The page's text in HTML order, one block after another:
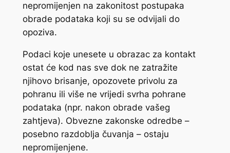
nepromijenjen na zakonitost postupaka
obrade podataka koji su se odvijali do
opoziva.
Podaci koje unesete u obrazac za kontakt
ostat će kod nas sve dok ne zatražite
njihovo brisanje, opozovete privolu za
pohranu ili više ne vrijedi svrha pohrane
podataka (npr. nakon obrade vašeg
zahtjeva). Obvezne zakonske odredbe –
posebno razdoblja čuvanja – ostaju
nepromijenjene.